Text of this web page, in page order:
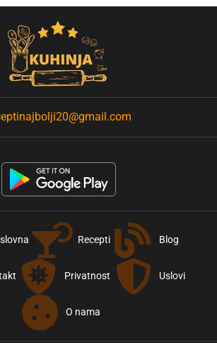
Recepti Blog
Privatnost Uslovi
O nama